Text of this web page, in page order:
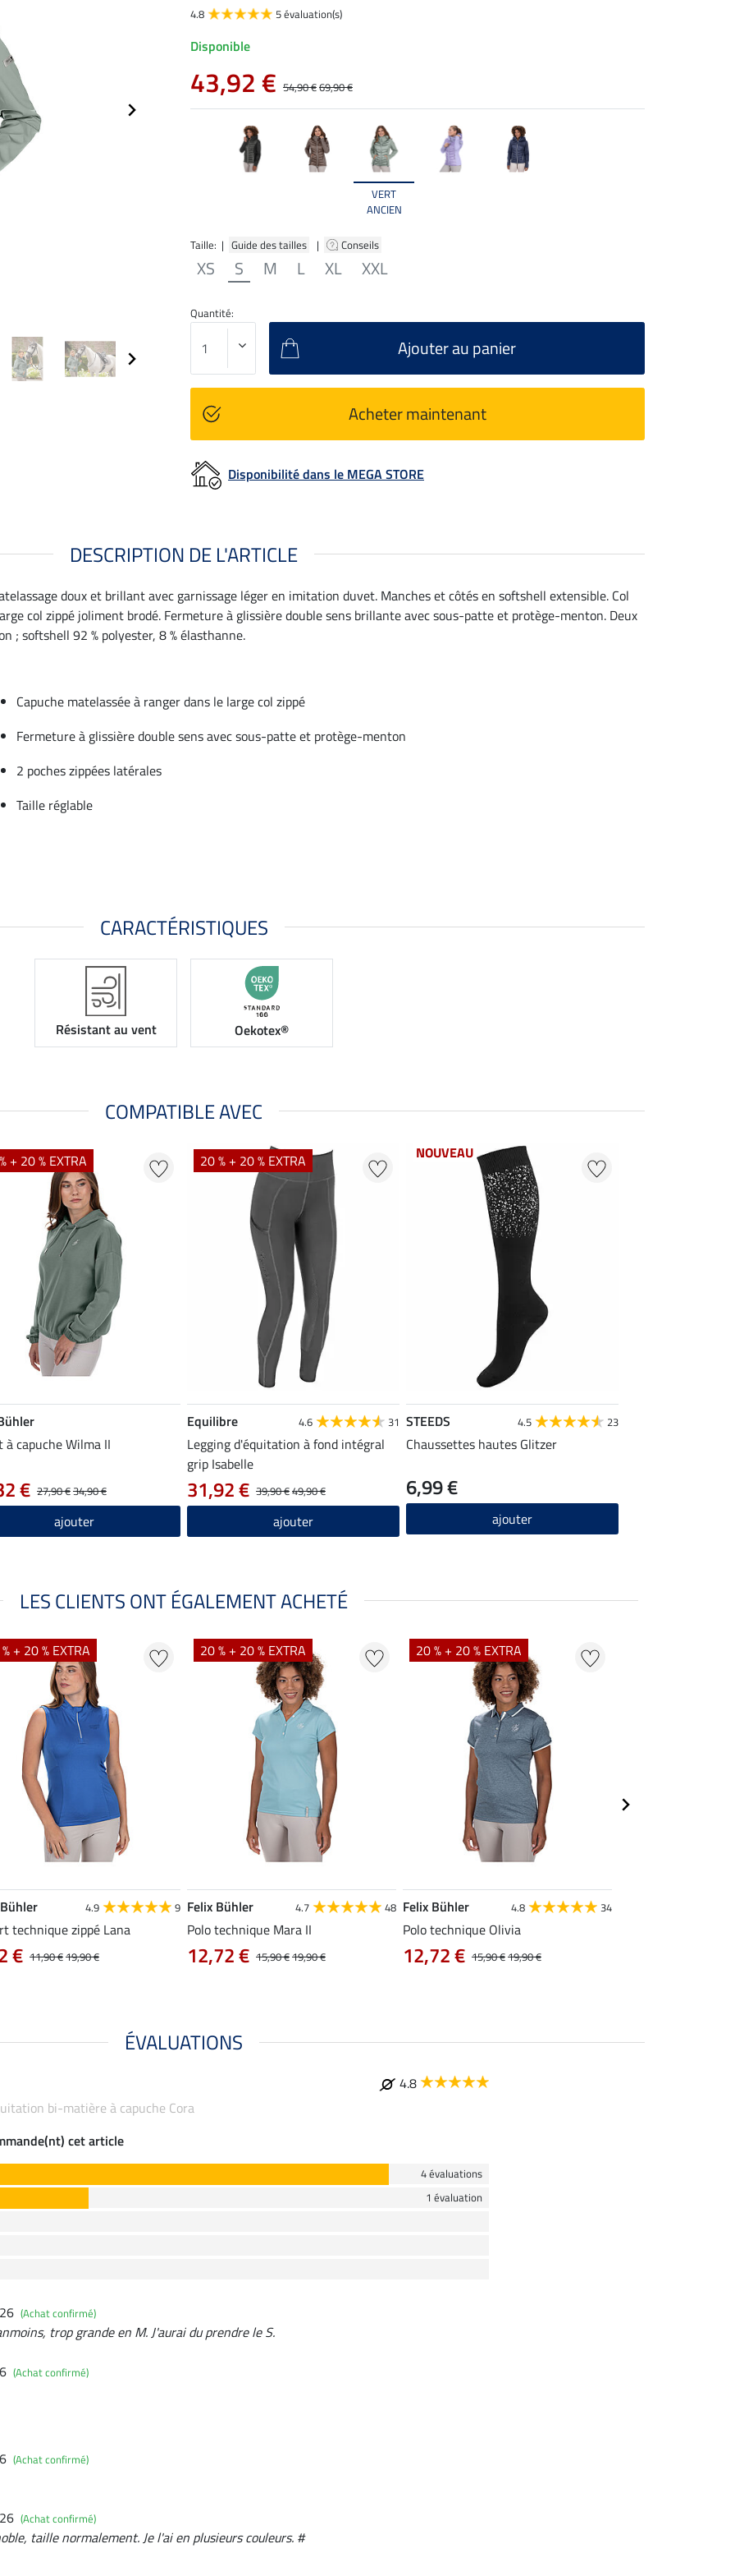
VERT
ANCIEN
Taille: | Guide des tailles | Conseils
XS S M L XL XXL
4.8
5 évaluation(s)
Disponible
43,92 € 54,90 €69,90 €
Quantité:
Ajouter au panier
Acheter maintenant
Disponibilité dans le MEGA STORE
DESCRIPTION DE L'ARTICLE
doux et brillant avec garnissage léger en imitation duvet. Manches et côtés en softshell extensible. Col
col zippé joliment brodé. Fermeture à glissière double sens brillante avec sous-patte et protège-menton. Deux
; softshell 92 % polyester, 8 % élasthanne.
Capuche matelassée à ranger dans le large col zippé
Fermeture à glissière double sens avec sous-patte et protège-menton
2 poches zippées latérales
Taille réglable
CARACTÉRISTIQUES
Résistant au vent Oekotex®
COMPATIBLE AVEC
+ 20 % EXTRA
à capuche Wilma II
27,90 €34,90 €
€
ajouter
20 % + 20 % EXTRA
Equilibre 4.6 31
Legging d'équitation à fond intégral
grip Isabelle
39,90 €49,90 €
31,92 €
ajouter
NOUVEAU
STEEDS 4.5 23
Chaussettes hautes Glitzer
6,99 €
ajouter
LES CLIENTS ONT ÉGALEMENT ACHETÉ
+ 20 % EXTRA
4.9 9
technique zippé Lana
11,90 €19,90 €
€
20 % + 20 % EXTRA
Felix Bühler 4.7 48
Polo technique Mara II
15,90 €19,90 €
12,72 €
20 % + 20 % EXTRA
Felix Bühler 4.8 34
Polo technique Olivia
15,90 €19,90 €
12,72 €
ÉVALUATIONS
4.8
bi-matière à capuche Cora
cet article
4 évaluations
1 évaluation
(Achat confirmé)
trop grande en M. J'aurai du prendre le S.
(Achat confirmé)
(Achat confirmé)
(Achat confirmé)
taille normalement. Je l'ai en plusieurs couleurs. #